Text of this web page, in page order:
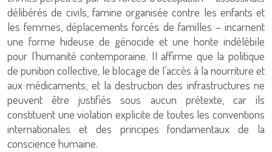
délibérés de civils, famine organisée contre les enfants et
les femmes, déplacements forcés de familles – incarnent
une forme hideuse de génocide et une honte indélébile
pour l’humanité contemporaine. Il affirme que la politique
de punition collective, le blocage de l’accès à la nourriture et
aux médicaments, et la destruction des infrastructures ne
peuvent être justifiés sous aucun prétexte, car ils
constituent une violation explicite de toutes les conventions
internationales et des principes fondamentaux de la
conscience humaine.